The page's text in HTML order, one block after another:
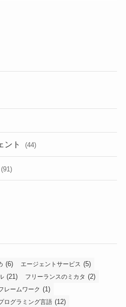
ント (44)
(91)
(6) エージェントサービス (5)
(21) フリーランスのミカタ (2)
レームワーク (1)
ログラミング言語 (12)